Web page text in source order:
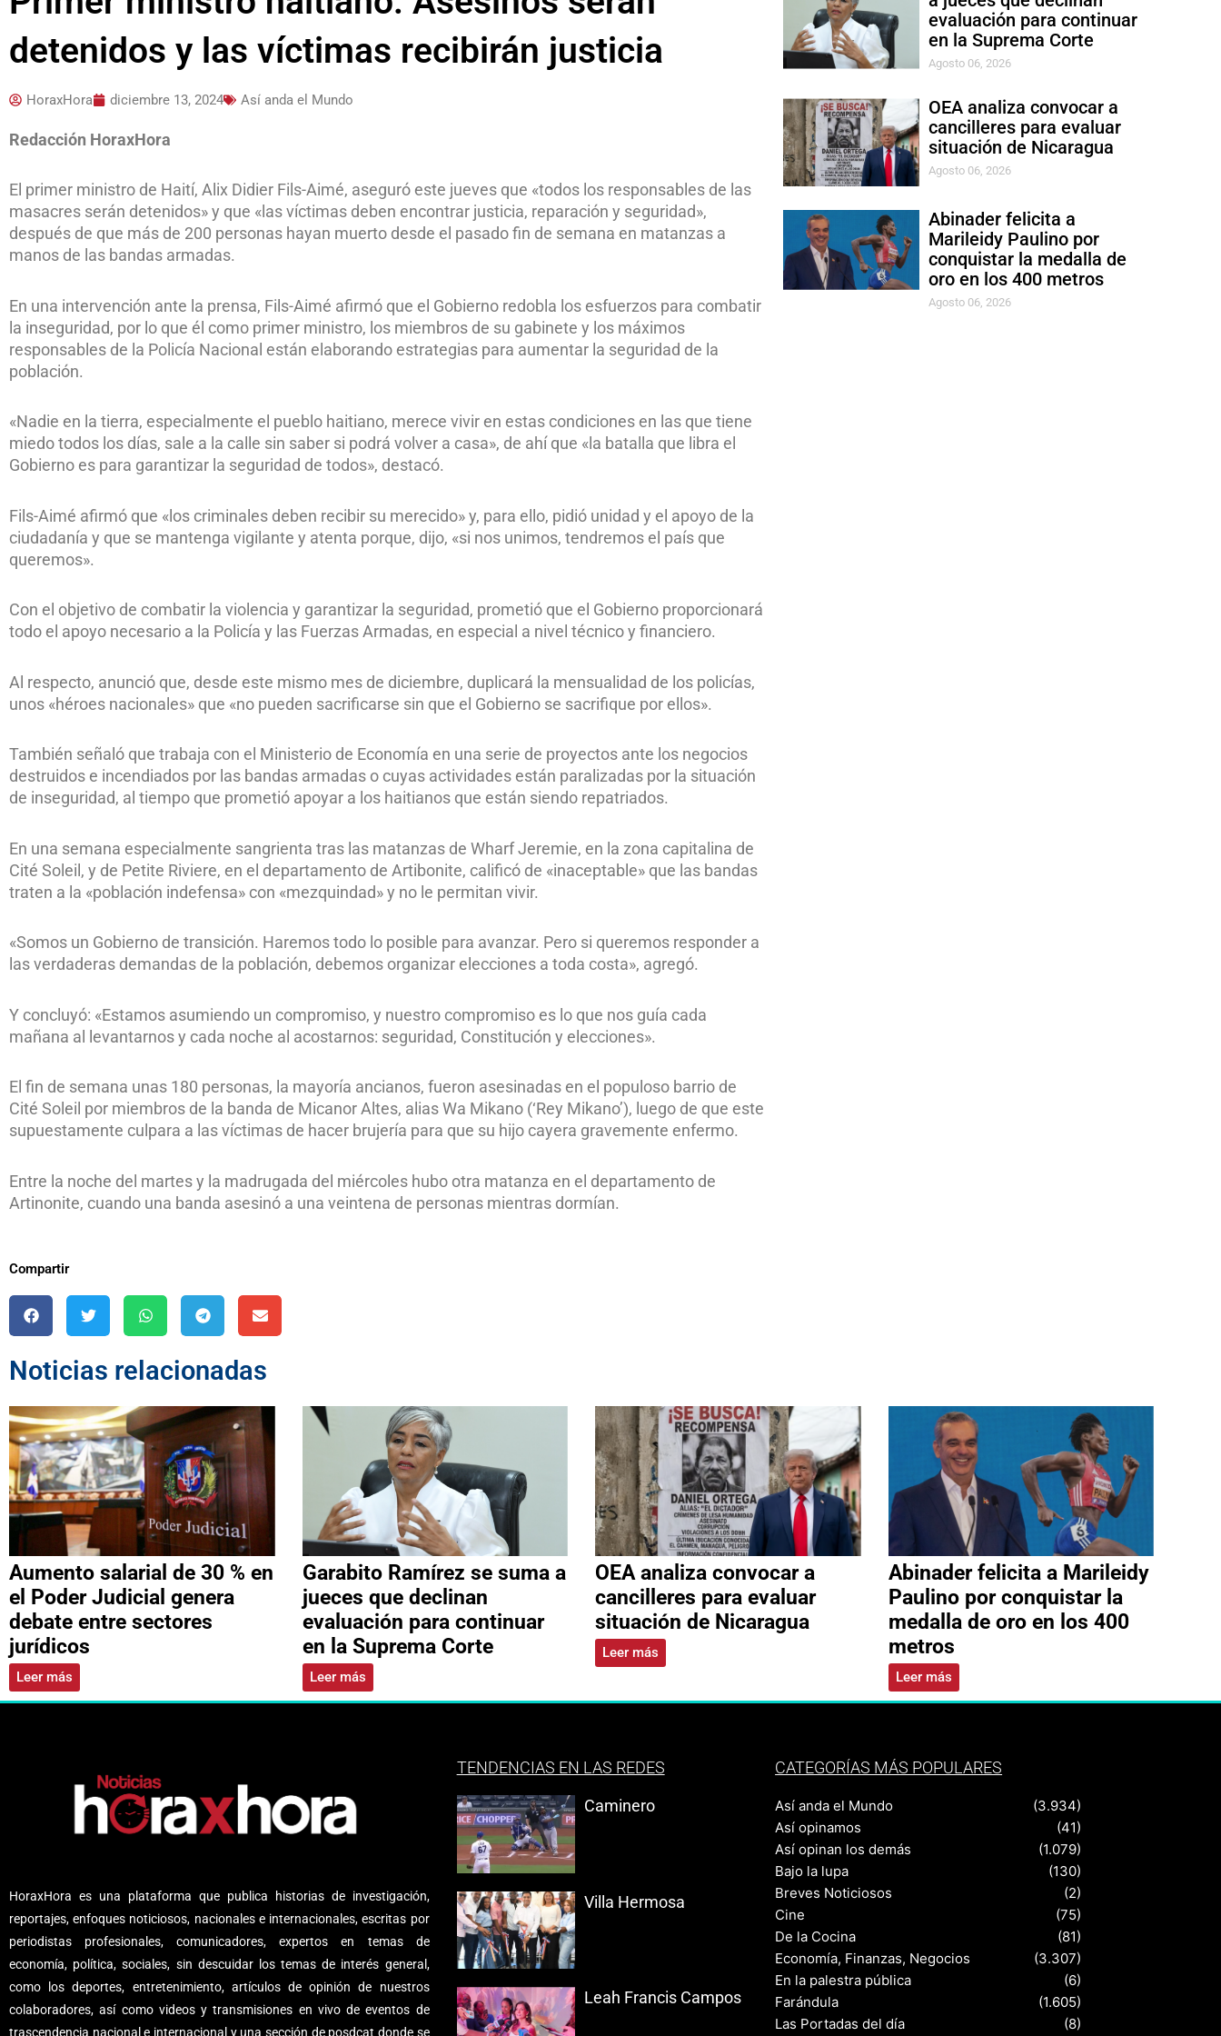
detenidos y las víctimas recibirán justicia
HoraxHora diciembre 13, 2024 Así anda el Mundo
Redacción HoraxHora
El primer ministro de Haití, Alix Didier Fils-Aimé, aseguró este jueves que «todos los responsables de las
masacres serán detenidos» y que «las víctimas deben encontrar justicia, reparación y seguridad»,
después de que más de 200 personas hayan muerto desde el pasado fin de semana en matanzas a
manos de las bandas armadas.
En una intervención ante la prensa, Fils-Aimé afirmó que el Gobierno redobla los esfuerzos para combatir
la inseguridad, por lo que él como primer ministro, los miembros de su gabinete y los máximos
responsables de la Policía Nacional están elaborando estrategias para aumentar la seguridad de la
población.
«Nadie en la tierra, especialmente el pueblo haitiano, merece vivir en estas condiciones en las que tiene
miedo todos los días, sale a la calle sin saber si podrá volver a casa», de ahí que «la batalla que libra el
Gobierno es para garantizar la seguridad de todos», destacó.
Fils-Aimé afirmó que «los criminales deben recibir su merecido» y, para ello, pidió unidad y el apoyo de la
ciudadanía y que se mantenga vigilante y atenta porque, dijo, «si nos unimos, tendremos el país que
queremos».
Con el objetivo de combatir la violencia y garantizar la seguridad, prometió que el Gobierno proporcionará
todo el apoyo necesario a la Policía y las Fuerzas Armadas, en especial a nivel técnico y financiero.
Al respecto, anunció que, desde este mismo mes de diciembre, duplicará la mensualidad de los policías,
unos «héroes nacionales» que «no pueden sacrificarse sin que el Gobierno se sacrifique por ellos».
También señaló que trabaja con el Ministerio de Economía en una serie de proyectos ante los negocios
destruidos e incendiados por las bandas armadas o cuyas actividades están paralizadas por la situación
de inseguridad, al tiempo que prometió apoyar a los haitianos que están siendo repatriados.
En una semana especialmente sangrienta tras las matanzas de Wharf Jeremie, en la zona capitalina de
Cité Soleil, y de Petite Riviere, en el departamento de Artibonite, calificó de «inaceptable» que las bandas
traten a la «población indefensa» con «mezquindad» y no le permitan vivir.
«Somos un Gobierno de transición. Haremos todo lo posible para avanzar. Pero si queremos responder a
las verdaderas demandas de la población, debemos organizar elecciones a toda costa», agregó.
Y concluyó: «Estamos asumiendo un compromiso, y nuestro compromiso es lo que nos guía cada
mañana al levantarnos y cada noche al acostarnos: seguridad, Constitución y elecciones».
El fin de semana unas 180 personas, la mayoría ancianos, fueron asesinadas en el populoso barrio de
Cité Soleil por miembros de la banda de Micanor Altes, alias Wa Mikano (‘Rey Mikano’), luego de que este
supuestamente culpara a las víctimas de hacer brujería para que su hijo cayera gravemente enfermo.
Entre la noche del martes y la madrugada del miércoles hubo otra matanza en el departamento de
Artinonite, cuando una banda asesinó a una veintena de personas mientras dormían.
Compartir
evaluación para continuar
en la Suprema Corte
Agosto 06, 2026
OEA analiza convocar a
cancilleres para evaluar
situación de Nicaragua
Agosto 06, 2026
Abinader felicita a
Marileidy Paulino por
conquistar la medalla de
oro en los 400 metros
Agosto 06, 2026
Noticias relacionadas
Aumento salarial de 30 % en
el Poder Judicial genera
debate entre sectores
jurídicos
Leer más
Garabito Ramírez se suma a
jueces que declinan
evaluación para continuar
en la Suprema Corte
Leer más
OEA analiza convocar a
cancilleres para evaluar
situación de Nicaragua
Leer más
Abinader felicita a Marileidy
Paulino por conquistar la
medalla de oro en los 400
metros
Leer más
HoraxHora es una plataforma que publica historias de investigación,
reportajes, enfoques noticiosos, nacionales e internacionales, escritas por
periodistas profesionales, comunicadores, expertos en temas de
economía, política, sociales, sin descuidar los temas de interés general,
como los deportes, entretenimiento, artículos de opinión de nuestros
colaboradores, así como videos y transmisiones en vivo de eventos de
trascendencia nacional e internacional y una sección de posdcat donde se
TENDENCIAS EN LAS REDES
Caminero
Villa Hermosa
Leah Francis Campos
CATEGORÍAS MÁS POPULARES
Así anda el Mundo
(3.934)
Así opinamos
(41)
Así opinan los demás
(1.079)
Bajo la lupa
(130)
Breves Noticiosos
(2)
Cine
(75)
De la Cocina
(81)
Economía, Finanzas, Negocios
(3.307)
En la palestra pública
(6)
Farándula
(1.605)
Las Portadas del día
(8)